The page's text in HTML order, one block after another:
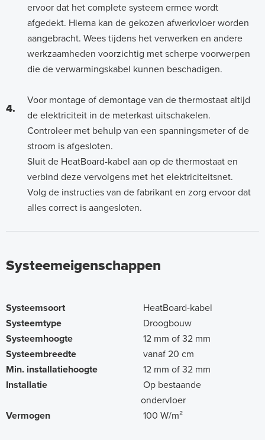
ervoor dat het complete systeem ermee wordt
afgedekt. Hierna kan de gekozen afwerkvloer worden
aangebracht. Wees tijdens het verwerken en andere
werkzaamheden voorzichtig met scherpe voorwerpen
die de verwarmingskabel kunnen beschadigen.
4.
Voor montage of demontage van de thermostaat altijd
de elektriciteit in de meterkast uitschakelen.
Controleer met behulp van een spanningsmeter of de
stroom is afgesloten.
Sluit de HeatBoard-kabel aan op de thermostaat en
verbind deze vervolgens met het elektriciteitsnet.
Volg de instructies van de fabrikant en zorg ervoor dat
alles correct is aangesloten.
Systeemeigenschappen
Systeemsoort
HeatBoard-kabel
Systeemtype
Droogbouw
Systeemhoogte
12 mm of 32 mm
Systeembreedte
vanaf 20 cm
Min. installatiehoogte
12 mm of 32 mm
Installatie
Op bestaande
ondervloer
Vermogen
100 W/m²